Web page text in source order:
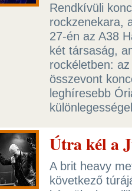
Rendkívüli
rockzenekara,
27-én az A38
két társaság,
rockéletben:
összevont
leghíresebb
Útra kél a
A brit heavy
következő